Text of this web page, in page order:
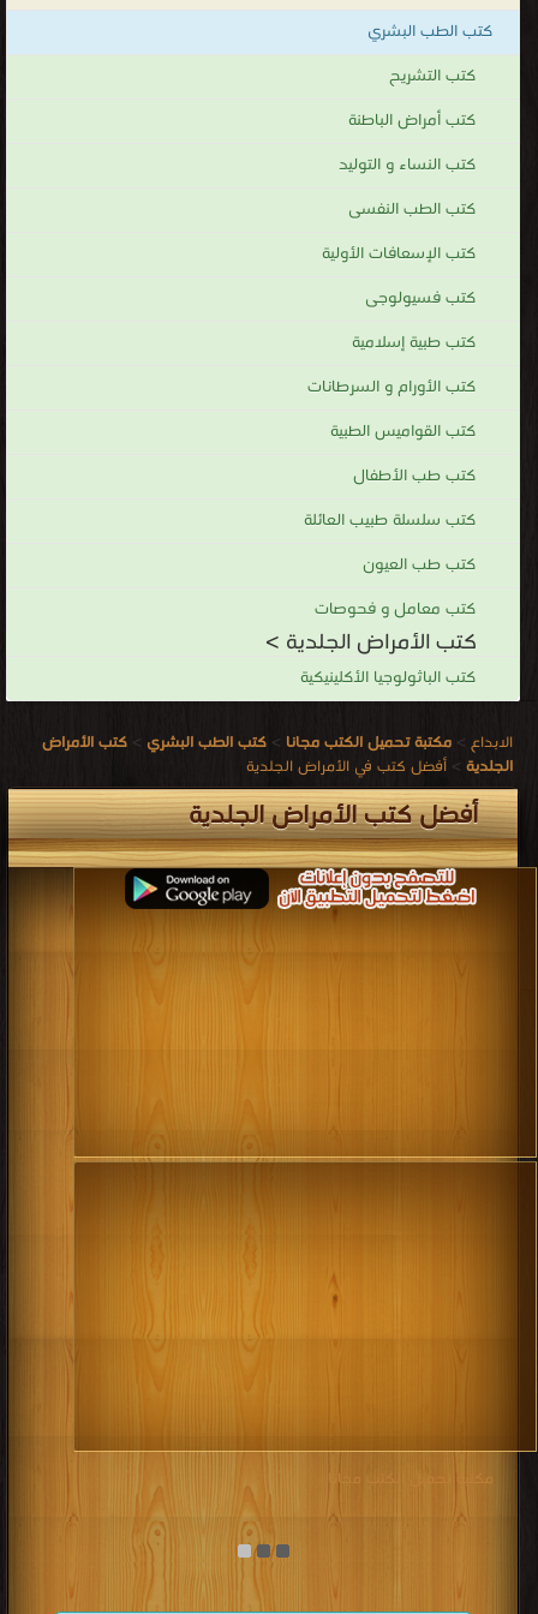
من الجهاز العصبي المركزي. مثال آخر هو تفاقم بعض الأمراض بشكل
تالي للشدة النفسية التي يتعرض لها للمريض, كما في حالة تفاقم مرض
للجسم فهو يعكس الحالة الداخلية للجسم في كثير من الأمراض.
أفضل كتب الأمراض الجلدية
كتب الطب البشري
كتب التشريح
كتب أمراض الباطنة
كتب النساء و التوليد
كتب الطب النفسى
كتب الإسعافات الأولية
كتب فسيولوجى
كتب طبية إسلامية
كتب الأورام و السرطانات
كتب القواميس الطبية
كتب طب الأطفال
كتب سلسلة طبيب العائلة
كتب طب العيون
كتب معامل و فحوصات
كتب الأمراض الجلدية >
كتب الباثولوجيا الأكلينيكية
الابداع > مكتبة تحميل الكتب مجانا > كتب الطب البشري > كتب الأمراض
الجلدية > أفضل كتب في الأمراض الجلدية
أفضل كتب الأمراض الجلدية
مكتبة تحميل الكتب مجانا